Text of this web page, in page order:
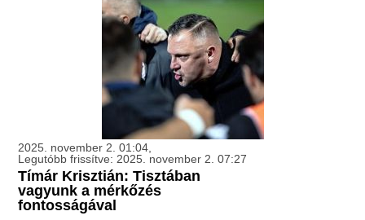
2025. november 2. 01:04,
Legutóbb frissítve: 2025. november 2. 07:27
Tímár Krisztián: Tisztában
vagyunk a mérkőzés
fontosságával